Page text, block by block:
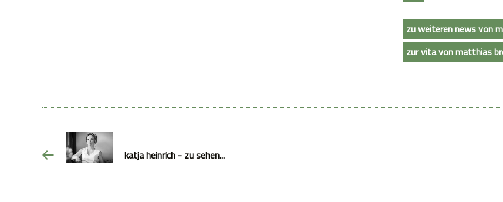
zu weiteren news von
zur vita von matthias
katja heinrich - zu sehen...